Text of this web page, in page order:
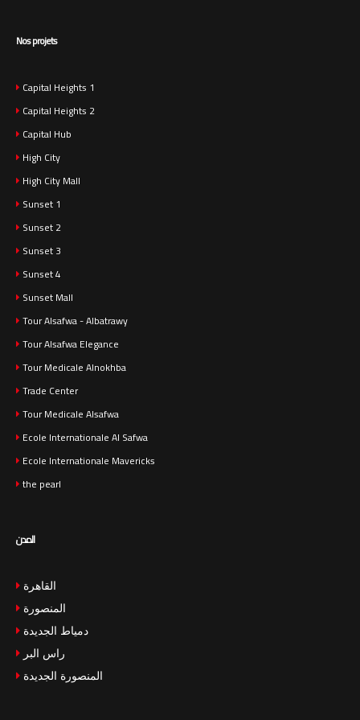
Nos projets
Capital Heights 1
Capital Heights 2
Capital Hub
High City
High City Mall
Sunset 1
Sunset 2
Sunset 3
Sunset 4
Sunset Mall
Tour Alsafwa - Albatrawy
Tour Alsafwa Elegance
Tour Medicale Alnokhba
Trade Center
Tour Medicale Alsafwa
Ecole Internationale Al Safwa
Ecole Internationale Mavericks
the pearl
المدن
القاهرة
المنصورة
دمياط الجديدة
راس البر
المنصورة الجديدة